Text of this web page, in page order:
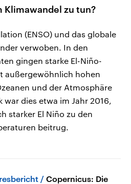
Klimawandel zu tun?
(ENSO) und das globale
verwoben. In den
gingen starke El-Niño-
außergewöhnlich hohen
und der Atmosphäre
dies etwa im Jahr 2016,
starker El Niño zu den
beitrug.
Copernicus: Die